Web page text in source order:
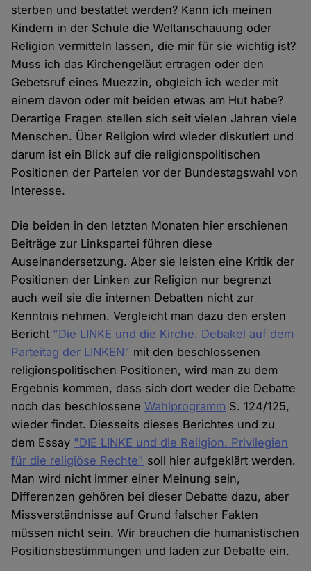
sterben und bestattet werden? Kann ich meinen
Kindern in der Schule die Weltanschauung oder
Religion vermitteln lassen, die mir für sie wichtig ist?
Muss ich das Kirchengeläut ertragen oder den
Gebetsruf eines Muezzin, obgleich ich weder mit
einem davon oder mit beiden etwas am Hut habe?
Derartige Fragen stellen sich seit vielen Jahren viele
Menschen. Über Religion wird wieder diskutiert und
darum ist ein Blick auf die religionspolitischen
Positionen der Parteien vor der Bundestagswahl von
Interesse.
Die beiden in den letzten Monaten hier erschienen
Beiträge zur Linkspartei führen diese
Auseinandersetzung. Aber sie leisten eine Kritik der
Positionen der Linken zur Religion nur begrenzt
auch weil sie die internen Debatten nicht zur
Kenntnis nehmen. Vergleicht man dazu den ersten
Bericht "Die LINKE und die Kirche. Debakel auf dem
Parteitag der LINKEN" mit den beschlossenen
religionspolitischen Positionen, wird man zu dem
Ergebnis kommen, dass sich dort weder die Debatte
noch das beschlosseneWahlprogramm S. 124/125,
wieder findet. Diesseits dieses Berichtes und zu
dem Essay "DIE LINKE und die Religion. Privilegien
für die religiöse Rechte" soll hier aufgeklärt werden.
Man wird nicht immer einer Meinung sein,
Differenzen gehören bei dieser Debatte dazu, aber
Missverständnisse auf Grund falscher Fakten
müssen nicht sein. Wir brauchen die humanistischen
Positionsbestimmungen und laden zur Debatte ein.